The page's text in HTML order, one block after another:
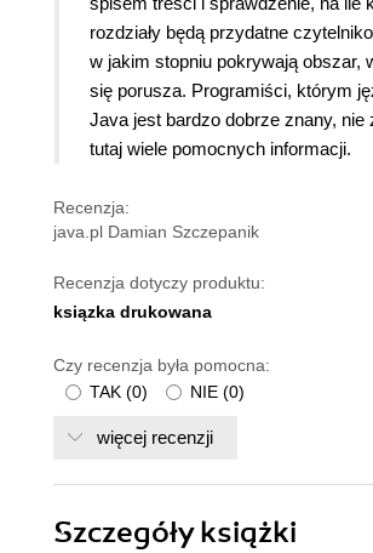
rozdziały będą przydatne
w jakim stopniu pokrywają obszar,
się porusza. Programiści, którym
Java jest bardzo dobrze znany, nie
tutaj wiele pomocnych informacji.
Recenzja:
java.pl Damian Szczepanik
Recenzja dotyczy produktu:
ksiązka drukowana
Czy recenzja była pomocna:
TAK (0) NIE (0)
więcej recenzji
Szczegółyksiążki